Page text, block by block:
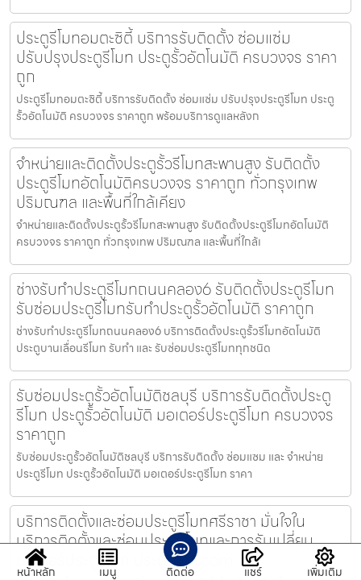
ประตูรีโมทอมตะซิตี้ บริการรับติดตั้ง ซ่อมแซ่ม
ปรับปรุงประตูรีโมท ประตูรั้วอัตโนมัติ ครบวงจร ราคา
ถูก
ประตูรีโมทอมตะซิตี้ บริการรับติดตั้ง ซ่อมแซ่ม ปรับปรุงประตูรีโมท ประตู
รั้วอัตโนมัติ ครบวงจร ราคาถูก พร้อมบริการดูแลหลังก
จำหน่ายและติดตั้งประตูรั้วรีโมทสะพานสูง รับติดตั้ง
ประตูรีโมทอัตโนมัติครบวงจร ราคาถูก ทั่วกรุงเทพ
ปริมณฑล และพื้นที่ใกล้เคียง
จำหน่ายและติดตั้งประตูรั้วรีโมทสะพานสูง รับติดตั้งประตูรีโมทอัตโนมัติ
ครบวงจร ราคาถูก ทั่วกรุงเทพ ปริมณฑล และพื้นที่ใกล้เ
ช่างรับทำประตูรีโมทถนนคลอง6 รับติดตั้งประตูรีโมท
รับซ่อมประตูรีโมทรับทำประตูรั้วอัตโนมัติ ราคาถูก
ช่างรับทำประตูรีโมทถนนคลอง6 บริการติดตั้งประตูรั้วรีโมทอัตโนมัติ
ประตูบานเลื่อนรีโมท รับทำ และ รับซ่อมประตูรีโมททุกชนิด
รับซ่อมประตูรั้วอัตโนมัติชลบุรี บริการรับติดตั้งประตู
รีโมท ประตูรั้วอัตโนมัติ มอเตอร์ประตูรีโมท ครบวงจร
ราคาถูก
รับซ่อมประตูรั้วอัตโนมัติชลบุรี บริการรับติดตั้ง ซ่อมแซม และ จำหน่าย
ประตูรีโมท ประตูรั้วอัตโนมัติ มอเตอร์ประตูรีโมท ราคา
บริการติดตั้งและซ่อมประตูรีโมทศรีราชา มั่นใจใน
บริการติดตั้งและซ่อมประตูรีโมทและการรับเปลี่ยน
มอเตอร์ประตูรีโมท ประตูรีโมท.com
หน้าหลัก เมนู ติดต่อ แชร์ เพิ่มเติม